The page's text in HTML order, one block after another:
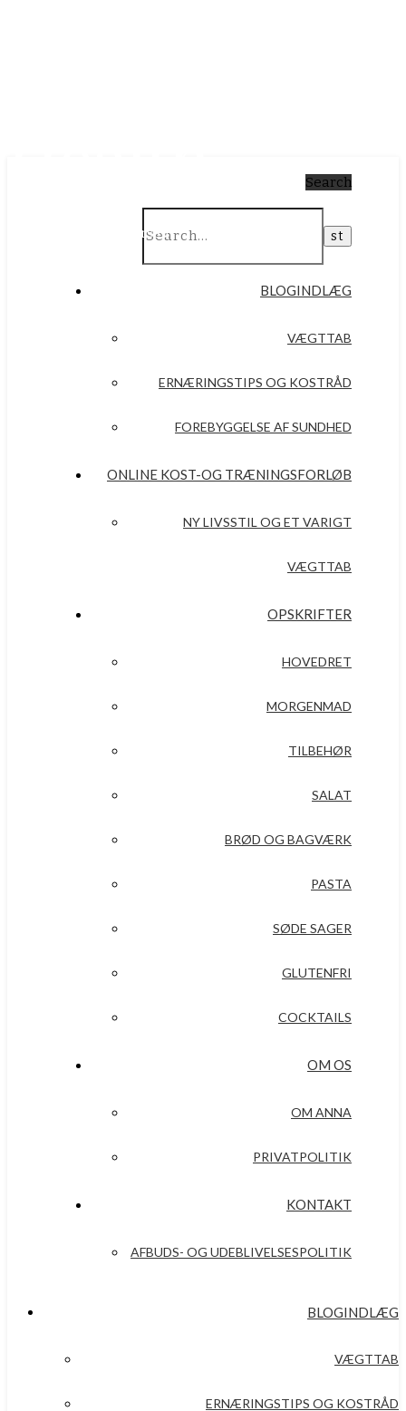
Af Anna Plaugborg Iversen
Search
BLOGINDLÆG
VÆGTTAB
ERNÆRINGSTIPS OG KOSTRÅD
FOREBYGGELSE AF SUNDHED
ONLINE KOST-OG TRÆNINGSFORLØB
NY LIVSSTIL OG ET VARIGT
VÆGTTAB
OPSKRIFTER
HOVEDRET
MORGENMAD
TILBEHØR
SALAT
BRØD OG BAGVÆRK
PASTA
SØDE SAGER
GLUTENFRI
COCKTAILS
OM OS
OM ANNA
PRIVATPOLITIK
KONTAKT
AFBUDS- OG UDEBLIVELSESPOLITIK
BLOGINDLÆG
VÆGTTAB
ERNÆRINGSTIPS OG KOSTRÅD